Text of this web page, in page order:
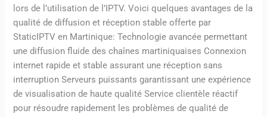
lors de l’utilisation de l’IPTV. Voici quelques avantages de la
qualité de diffusion et réception stable offerte par
StaticIPTV en Martinique: Technologie avancée permettant
une diffusion fluide des chaînes martiniquaises Connexion
internet rapide et stable assurant une réception sans
interruption Serveurs puissants garantissant une expérience
de visualisation de haute qualité Service clientèle réactif
pour résoudre rapidement les problèmes de qualité de